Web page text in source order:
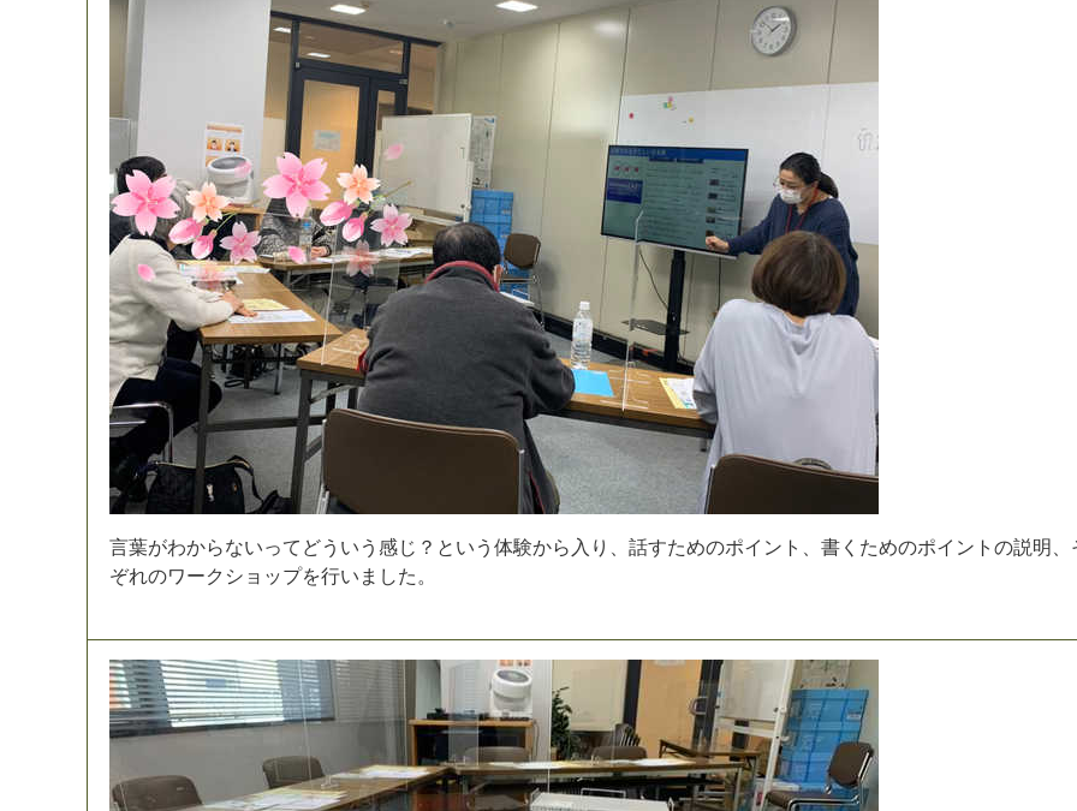
言葉がわからないって どう い う 感じ ？ と い う 体験から 入 り 話すためのポイ ン ト 書 く ためのポイ ン ト の説明
ぞれのワーク シ ョ ップを行い ま した 。